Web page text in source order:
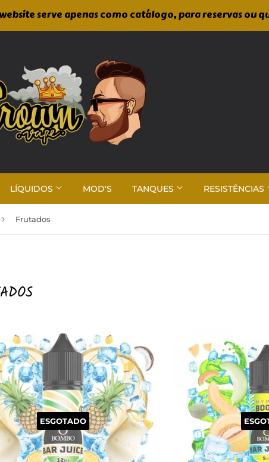
serve apenas como catálogo, para reservas ou
LÍQUIDOS MOD'S TANQUES RESISTÊNCIAS
› Frutados
ESGOTADO